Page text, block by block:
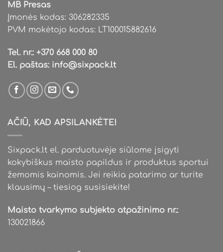
MB Presas
Įmonės kodas: 306282335
PVM mokėtojo kodas: LT100015882616
Tel. nr.: +370 668 000 80
El. paštas: info@sixpack.lt
AČIŪ, KAD APSILANKĖTE!
Sixpack.lt el. parduotuvėje siūlome įsigyti
kokybiškus maisto papildus ir produktus sportui
žemomis kainomis. Jei reikia patarimo ar turite
klausimų – tiesiog susisiekite!
Maisto tvarkymo subjekto atpažinimo nr.:
130021866